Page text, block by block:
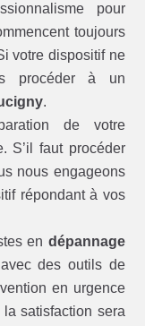
pour
toujours
votre dispositif ne
procéder à un
.
de votre
S’il faut procéder
nous engageons
répondant à vos
en dépannage
des outils de
en urgence
satisfaction sera